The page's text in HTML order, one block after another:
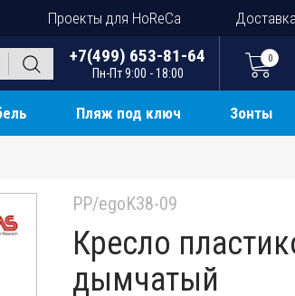
Проекты для HoReCa
+7(499) 653-81-64
Пн-Пт 9:00 - 18:00
0
Пляж под ключ Зонты
PP/egoK38-09
Кресло
дымчатый